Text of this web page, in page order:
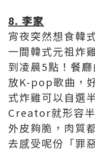
8. 李家
宵夜突然想食韓
一間韓式元祖炸
到凌晨5點！餐
放K-pop歌曲，
式炸雞可以自選
Creator就形容
外皮夠脆，肉質
去感受呢份「罪